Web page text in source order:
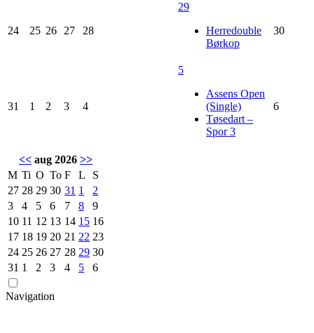
24 25 26 27 28
29
Herredouble
Børkop
30
31 1 2 3 4
5
Assens Open
(Single)
Tøsedart –
Spor 3
6
<< aug 2026 >>
M Ti O To F L
S
27 28 29 30 31 1
2
3
4 5 6 7 8
9
10 11 12 13 14 15 16
17 18 19 20 21 22 23
24 25 26 27 28 29 30
31 1 2 3 4 5 6
Navigation